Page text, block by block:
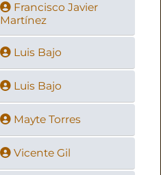
Francisco Javier
Martínez
Luis Bajo
Luis Bajo
Mayte Torres
Vicente Gil